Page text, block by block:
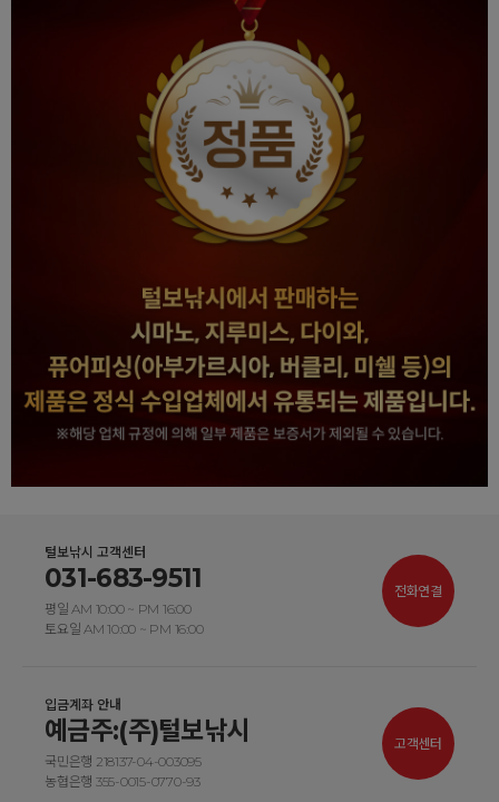
털보낚시 고객센터
031-683-9511
평일 AM 10:00 ~ PM 16:00
토요일 AM 10:00 ~ PM 16:00
전화연결
입금계좌 안내
예금주:(주)털보낚시
국민은행 218137-04-003095
농협은행 355-0015-0770-93
고객센터